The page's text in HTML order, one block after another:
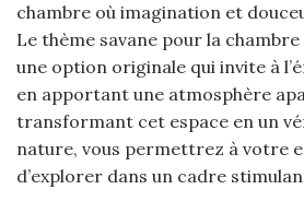
chambre où imagination et
Le thème savane pour la
une option originale qui invite à
en apportant une atmosphère
transformant cet espace en un
nature, vous permettrez à votre
d’explorer dans un cadre